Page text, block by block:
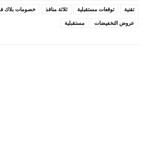
تقنية
توقعات مستقبلية ثلاثة منافذ خصومات بلاك
عروض التخفيضات
مستقبلية